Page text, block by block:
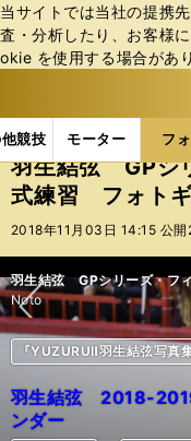
当サイトでは当社の提携
査・分析したり、お客様
okie を使⽤する場合があ
競技 モーター フ
b
ス
ポ
ル
バ
フォトギャラリー
羽生結弦 GPシ
式練習 フォト
2018年11月03日 14:15 公開
次へ
羽生結弦 GPシリーズ・フ
Noto
『YUZURUⅡ羽生結弦写真集
羽生結弦2018-
ンダー
羽生結弦 GPシリーズ・フ
『YUZURUⅡ羽生結弦写真集
羽生結弦2018-
ンダー
羽生結弦 GPシリーズ・フ
『YUZURUⅡ羽生結弦写真集
羽生結弦2018-
ンダー
羽生結弦 GPシリーズ・フ
『YUZURUⅡ羽生結弦写真集
羽生結弦2018-
ンダー
羽生結弦 GPシリーズ・フ
『YUZURUⅡ羽生結弦写真集
羽生結弦2018-
ンダー